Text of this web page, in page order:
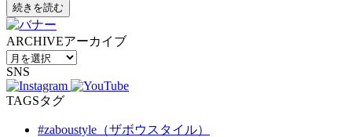
続きを読む
ARCHIVEアーカイブ
SNS
TAGSタグ
#zaboustyle（ザボウスタイル）